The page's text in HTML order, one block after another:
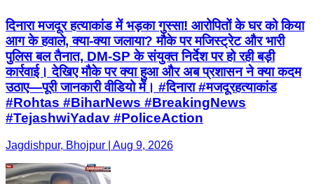
दिनारा मजदूर हत्याकांड में भड़का गुस्सा! आरोपितों के घर को किया
आग के हवाले, क्या-क्या जलाया? मौके पर मजिस्ट्रेट और भारी
पुलिस बल तैनात, DM-SP के संयुक्त निर्देश पर हो रही बड़ी
कार्रवाई। देखिए मौके पर क्या हुआ और अब प्रशासन ने क्या कदम
उठाए—पूरी जानकारी वीडियो में। #दिनारा #मजदूरहत्याकांड
#Rohtas #BiharNews #BreakingNews
#TejashwiYadav #PoliceAction
Jagdishpur, Bhojpur | Aug 9, 2026